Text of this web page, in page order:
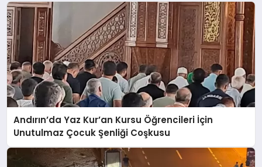
Andırın’da Yaz Kur’an Kursu Öğrencileri İçin
Unutulmaz Çocuk Şenliği Coşkusu